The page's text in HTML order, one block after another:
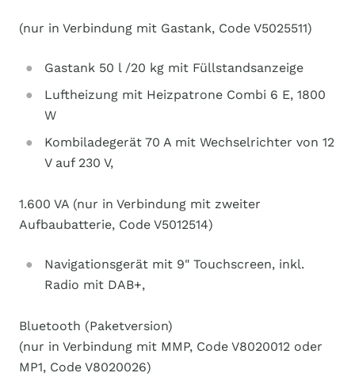
(nur in Verbindung mit Gastank, Code V5025511)
Gastank 50 l /20 kg mit Füllstandsanzeige
Luftheizung mit Heizpatrone Combi 6 E, 1800
W
Kombiladegerät 70 A mit Wechselrichter von 12
V auf 230 V,
1.600 VA (nur in Verbindung mit zweiter
Aufbaubatterie, Code V5012514)
Navigationsgerät mit 9" Touchscreen, inkl.
Radio mit DAB+,
Bluetooth (Paketversion)
(nur in Verbindung mit MMP, Code V8020012 oder
MP1, Code V8020026)